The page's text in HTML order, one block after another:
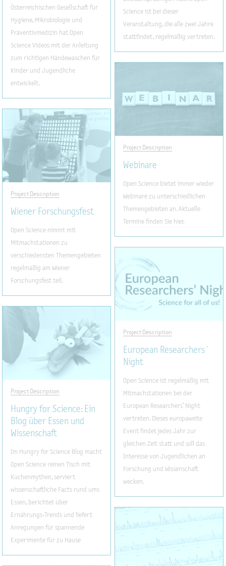
Science ist bei dieser
Veranstaltung, die alle zwei Jahre
stattfindet, regelmäßig vertreten.
Österreichischen Gesellschaft für
Hygiene, Mikrobiologie und
Präventivmedizin hat Open
Science Videos mit der Anleitung
zum richtigen Händewaschen für
Kinder und Jugendliche
entwickelt.
Project Description
Webinare
Open Science bietet immer wieder
Webinare zu unterschiedlichen
Themengebieten an. Aktuelle
Termine finden Sie hier.
Project Description
Wiener Forschungsfest
Open Science nimmt mit
Mitmachstationen zu
verschiedensten Themengebieten
regelmäßig am Wiener
Forschungsfest teil.
Project Description
European Researchers´
Night
Open Science ist regelmäßig mit
Mitmachstationen bei der
European Researchers‘ Night
vertreten. Dieses europaweite
Event findet jedes Jahr zur
gleichen Zeit statt und soll das
Interesse von Jugendlichen an
Forschung und Wissenschaft
wecken.
Project Description
Hungry for Science: Ein
Blog über Essen und
Wissenschaft
Im Hungry for Science Blog macht
Open Science reinen Tisch mit
Küchenmythen, serviert
wissenschaftliche Facts rund ums
Essen, berichtet über
Ernährungs-Trends und liefert
Anregungen für spannende
Experimente für zu Hause